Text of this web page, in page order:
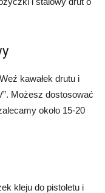
kawałek drutu i
Możesz dostosować
około 15-20
kleju do pistoletu i